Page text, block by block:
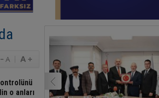
o anları